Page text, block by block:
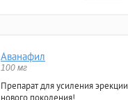
Аванафил
100 мг
Препарат для усиления эрекции